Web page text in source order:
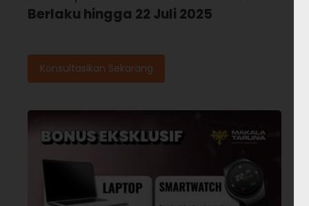
Berlaku hingga 22 Juli 2025
Konsultasikan Sekarang